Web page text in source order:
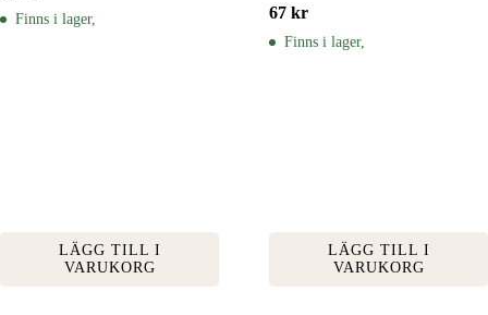
Finns i lager,
LÄGG TILL I
VARUKORG
67 kr
Finns i lager,
LÄGG TILL I
VARUKORG